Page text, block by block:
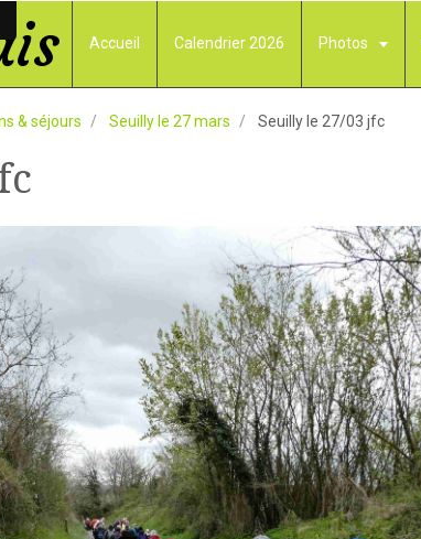
Accueil Calendrier 2026 Photos
& séjours Seuilly le 27 mars Seuilly le 27/03 jfc